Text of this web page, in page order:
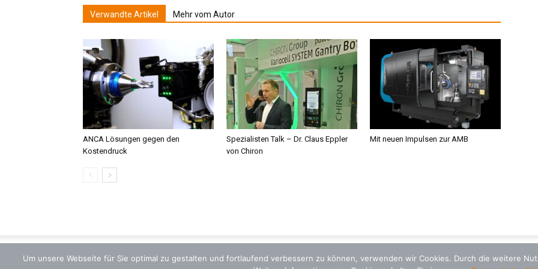
Verwandte Artikel Mehr vom Autor
ANCA Lösungen gegen den
Kostendruck
Spezialisten Talk – Dr. Claus Eppler
von Chiron
Mit neuen Impulsen zur AMB
Um unsere Webseite für Sie optimal zu gestalten und fortlaufend verbessern zu können, verwenden wir Cookies. Durch die weitere